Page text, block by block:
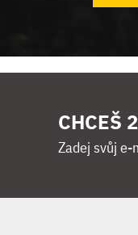
CHCEŠ
Zadej svůj e-